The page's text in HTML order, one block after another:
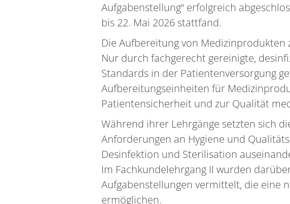
Aufgabenstellung“ erfolgreich
bis 22. Mai 2026 stattfand.
Die Aufbereitung von
Nur durch fachgerecht gereinigte,
Standards in der Patientenversorgung
Aufbereitungseinheiten für
Patientensicherheit und zur Qualität
Während ihrer Lehrgänge setzten sich
Anforderungen an Hygiene und
Desinfektion und Sterilisation
Im Fachkundelehrgang II wurden
Aufgabenstellungen vermittelt, die eine
ermöglichen.